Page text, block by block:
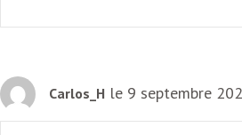
Carlos_H le 9 septembre